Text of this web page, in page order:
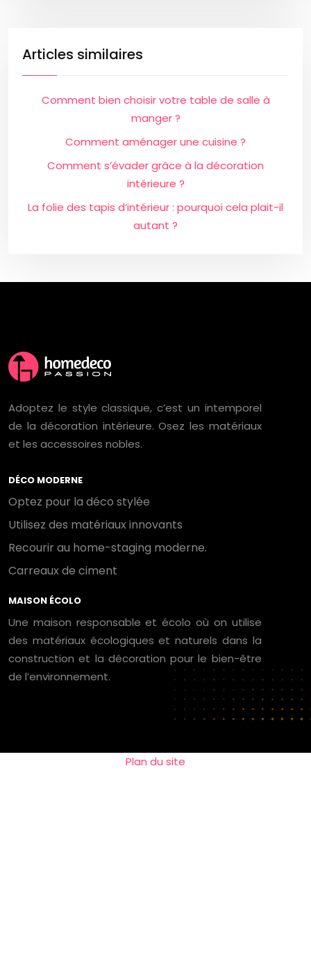
Articles similaires
Comment bien choisir votre table de salle à
manger ?
Comment aménager une cuisine ?
Comment s’évader grâce à la décoration
intérieure ?
La folie des tapis d’intérieur : pourquoi cela plait-il
autant ?
Adoptez le style classique, c’est un intemporel
de la décoration intérieure. Osez les matériaux
et les accessoires nobles.
DÉCO MODERNE
Optez pour la déco stylée
Utilisez des matériaux innovants
Recourir au home-staging moderne.
Carreaux de ciment
MAISON ÉCOLO
Une maison responsable et écolo où on utilise
des matériaux écologiques et naturels dans la
construction et la décoration pour le bien-être
de l’environnement.
Plan du site